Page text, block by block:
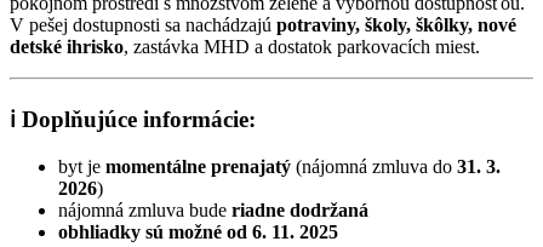
V pešej dostupnosti sa nachádzajú potraviny, školy, škôlky, nové
detské ihrisko, zastávka MHD a dostatok parkovacích miest.
ℹ️ Doplňujúce informácie:
byt je momentálne prenajatý (nájomná zmluva do 31. 3.
2026)
nájomná zmluva bude riadne dodržaná
obhliadky sú možné od 6. 11. 2025